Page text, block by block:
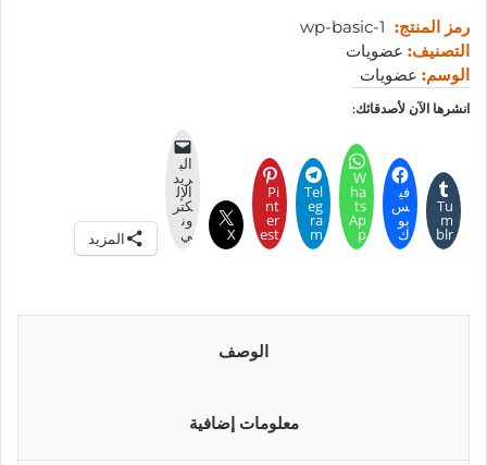
رمز المنتج: wp-basic-1
التصنيف: عضويات
الوسم: عضويات
انشرها الآن لأصدقائك:
Tu
m
blr
في
س
بو
ك
W
ha
ts
Ap
p
Tel
eg
ra
m
Pi
nt
er
est
X
الب
ريد
الإل
كتر
ون
ي المزيد
الوصف
معلومات إضافية